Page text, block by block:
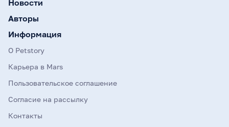
Новости
Авторы
Информация
О Petstory
Карьера в Mars
Пользовательское соглашение
Согласие на рассылку
Контакты